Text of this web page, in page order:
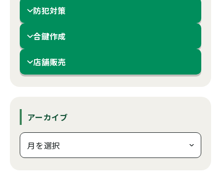
防犯対策
合鍵作成
店舗販売
アーカイブ